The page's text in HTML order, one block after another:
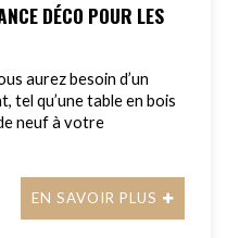
DÉCO POUR LES
aurez besoin d’un
tel qu’une table en bois
neuf à votre
EN SAVOIR PLUS